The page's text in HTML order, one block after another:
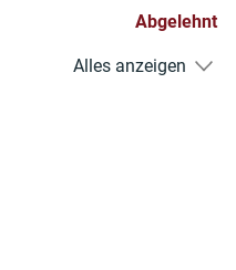
Abgelehnt
Alles anzeigen